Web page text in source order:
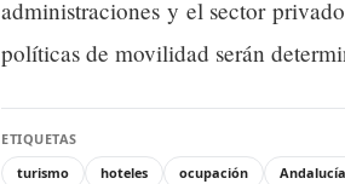
administraciones y el sector
políticas de movilidad serán
ETIQUETAS
turismo
hoteles ocupación Andalucía